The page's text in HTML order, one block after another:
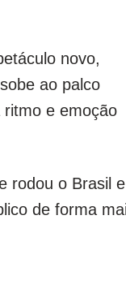
novo,
ao palco
ritmo e emoção
rodou o Brasil
de forma